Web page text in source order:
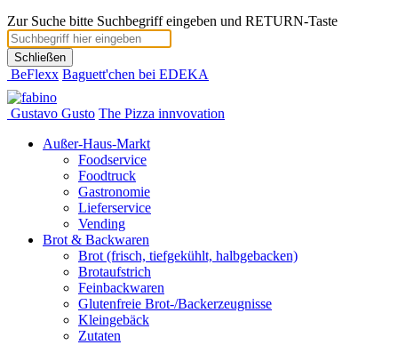
Zur Suche bitte Suchbegriff eingeben und RETURN-Taste
Schließen
BeFlexx Baguett'chen bei EDEKA
Gustavo Gusto The Pizza innvovation
Außer-Haus-Markt
Foodservice
Foodtruck
Gastronomie
Lieferservice
Vending
Brot & Backwaren
Brot (frisch, tiefgekühlt, halbgebacken)
Brotaufstrich
Feinbackwaren
Glutenfreie Brot-/Backerzeugnisse
Kleingebäck
Zutaten